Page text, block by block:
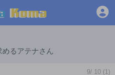
9/ 10 (1 )